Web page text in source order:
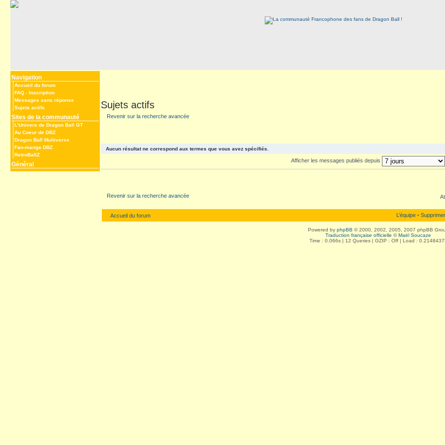
Navigation
Accueil du forum
FAQ - Inscription
Messages sans réponse
Sujets actifs
Sites de la communauté
L’Univers de Dragon Ball GT
Au Coeur de DBZ
Dragon Ball Multiverse
Fan-manga DBZ
RetroBallZ
Général
Sujets actifs
Revenir sur la recherche avancée
Aucun résultat ne correspond aux termes que vous avez spécifiés.
Afficher les messages publiés depuis
Revenir sur la recherche avancée
Accueil du forum L’équipe •
Powered by phpBB © 2000, 2002, 2005, 2007 phpBB
Traduction française officielle ©Maël Soucaze
Time : 0.066s | 12 Queries | GZIP : Off | Load :